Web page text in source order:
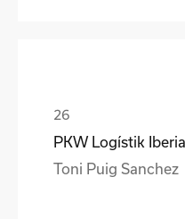
PKW Logístik Iberia
Toni Puig Sanchez